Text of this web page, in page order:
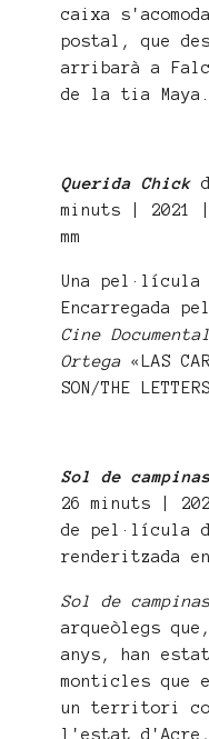
caixa
postal, que
arribarà a
de la tia Maya.
Querida Chick
minuts | 2021
mm
Una pel·lícula
Encarregada
Cine
Ortega «LAS
SON/THE
Sol de
26 minuts |
de pel·lícula
renderitzada
Sol de
arqueòlegs
anys, han
monticles que
un territori
l'estat d'Acre,